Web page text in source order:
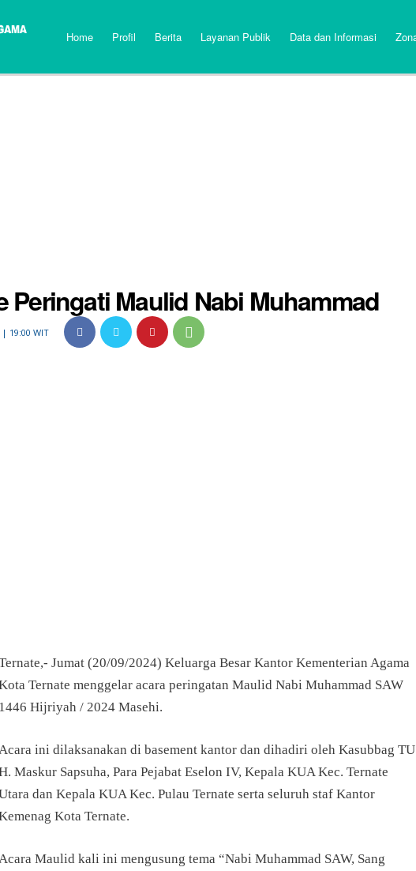
Home Profil Berita Layanan Publik Data dan Informasi
Peringati Maulid Nabi Muhammad
19:00 WIT
Jumat (20/09/2024) Keluarga Besar Kantor Kementerian Agama
Ternate menggelar acara peringatan Maulid Nabi Muhammad SAW
1446 Hijriyah / 2024 Masehi.
ini dilaksanakan di basement kantor dan dihadiri oleh Kasubbag TU
Maskur Sapsuha, Para Pejabat Eselon IV, Kepala KUA Kec. Ternate
dan Kepala KUA Kec. Pulau Ternate serta seluruh staf Kantor
Kota Ternate.
Maulid kali ini mengusung tema “Nabi Muhammad SAW, Sang